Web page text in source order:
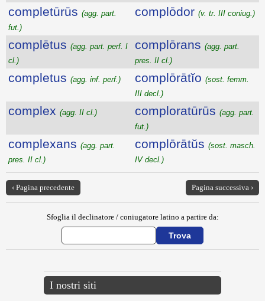
completūrūs (agg. part.
fut.)
complōdor (v. tr. III coniug.)
complētus (agg. part. perf. I
cl.)
complōrans (agg. part.
pres. II cl.)
completus (agg. inf. perf.) complōrātĭo (sost. femm.
III decl.)
complex (agg. II cl.) comploratūrūs (agg. part.
fut.)
complexans (agg. part.
pres. II cl.)
complōrātŭs (sost. masch.
IV decl.)
‹ Pagina precedente Pagina successiva ›
Sfoglia il declinatore / coniugatore latino a partire da:
I nostri siti